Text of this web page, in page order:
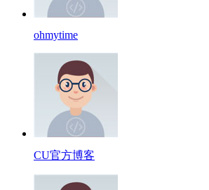
ohmytime
CU官方博客